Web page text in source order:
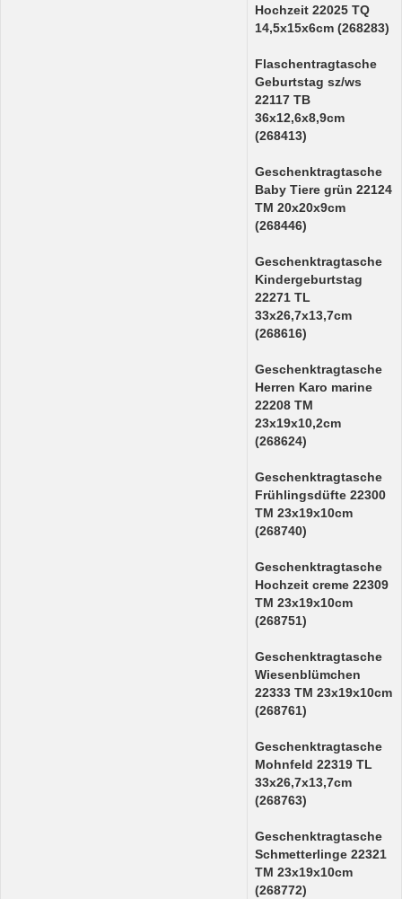
Hochzeit 22025 TQ
14,5x15x6cm (268283)
Flaschentragtasche
Geburtstag sz/ws
22117 TB
36x12,6x8,9cm
(268413)
Geschenktragtasche
Baby Tiere grün 22124
TM 20x20x9cm
(268446)
Geschenktragtasche
Kindergeburtstag
22271 TL
33x26,7x13,7cm
(268616)
Geschenktragtasche
Herren Karo marine
22208 TM
23x19x10,2cm
(268624)
Geschenktragtasche
Frühlingsdüfte 22300
TM 23x19x10cm
(268740)
Geschenktragtasche
Hochzeit creme 22309
TM 23x19x10cm
(268751)
Geschenktragtasche
Wiesenblümchen
22333 TM 23x19x10cm
(268761)
Geschenktragtasche
Mohnfeld 22319 TL
33x26,7x13,7cm
(268763)
Geschenktragtasche
Schmetterlinge 22321
TM 23x19x10cm
(268772)